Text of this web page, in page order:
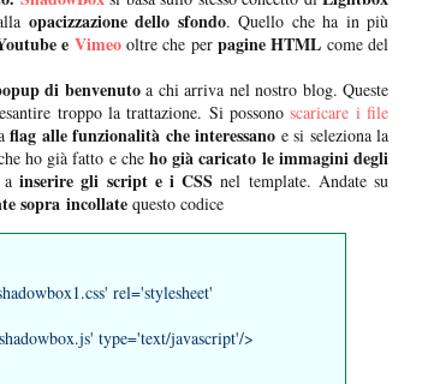
opacizzazione dello sfondo. Quello che ha in più
e Vimeooltre che perpagine HTML come del
di benvenutoa chi arriva nel nostro blog. Queste
troppo la trattazione. Si possonoscaricare i file
flag alle funzionalità che interessano e si seleziona la
ho già fatto e che ho già caricato le immagini degli
ainserire gli script e i CSS nel template. Andate su
sopra incollate questo codice
rel='stylesheet'
type='text/javascript'/>